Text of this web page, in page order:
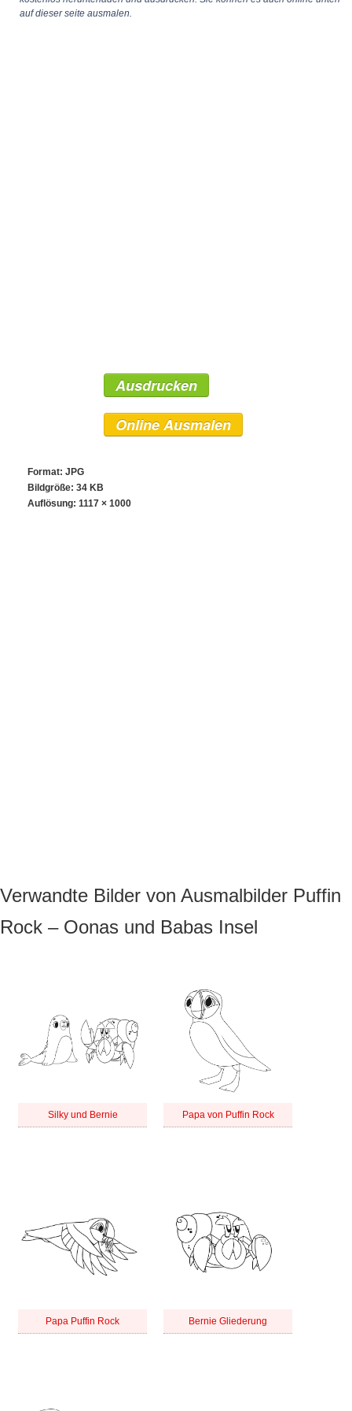
auf dieser seite ausmalen.
Ausdrucken
Online Ausmalen
Format: JPG
Bildgröße: 34 KB
Auflösung: 1117 × 1000
Verwandte Bilder von Ausmalbilder Puffin
Rock – Oonas und Babas Insel
Silky und Bernie Papa von Puffin Rock
Papa Puffin Rock Bernie Gliederung